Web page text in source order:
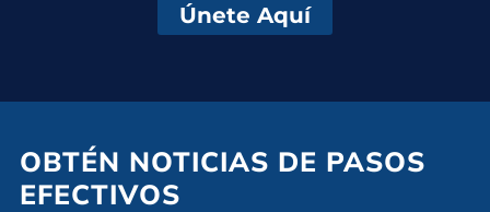
Únete Aquí
OBTÉN NOTICIAS DE PASOS
EFECTIVOS